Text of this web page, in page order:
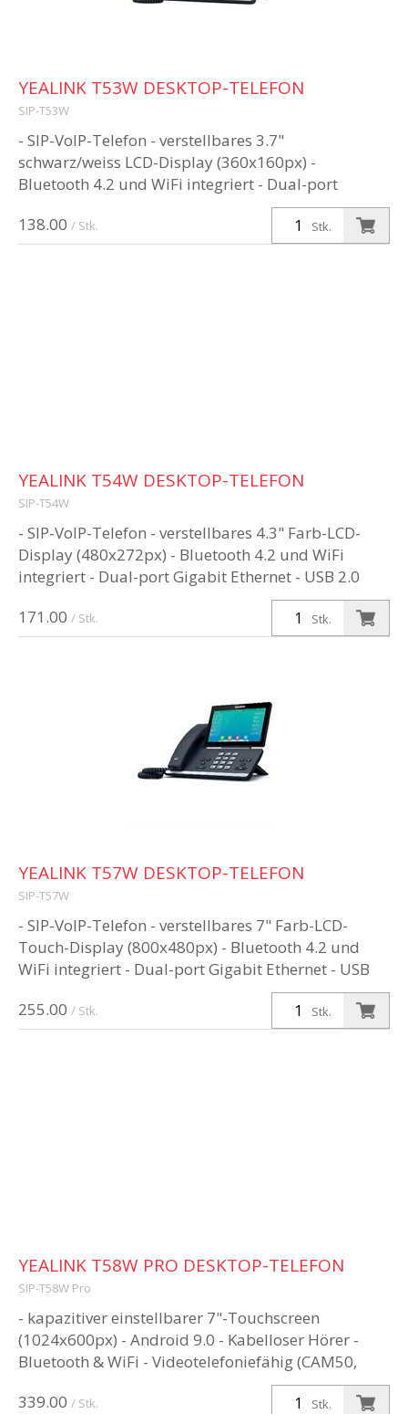
138.00 / Stk. Stk.
YEALINK T53W DESKTOP-TELEFON
SIP-T53W
- SIP-VoIP-Telefon - verstellbares 3.7"
schwarz/weiss LCD-Display (360x160px) -
Bluetooth 4.2 und WiFi integriert - Dual-port
Gigabit Ethernet - USB 2.0 port - PoE-Speisu...
171.00 / Stk. Stk.
YEALINK T54W DESKTOP-TELEFON
SIP-T54W
- SIP-VoIP-Telefon - verstellbares 4.3" Farb-LCD-
Display (480x272px) - Bluetooth 4.2 und WiFi
integriert - Dual-port Gigabit Ethernet - USB 2.0
255.00 / Stk. Stk.
YEALINK T57W DESKTOP-TELEFON
SIP-T57W
- SIP-VoIP-Telefon - verstellbares 7" Farb-LCD-
Touch-Display (800x480px) - Bluetooth 4.2 und
WiFi integriert - Dual-port Gigabit Ethernet - USB
339.00 / Stk. Stk.
YEALINK T58W PRO DESKTOP-TELEFON
SIP-T58W Pro
- kapazitiver einstellbarer 7"-Touchscreen
(1024x600px) - Android 9.0 - Kabelloser Hörer -
Bluetooth & WiFi - Videotelefoniefähig (CAM50,
720p30 HD-Video) - PoE-Speisung ...